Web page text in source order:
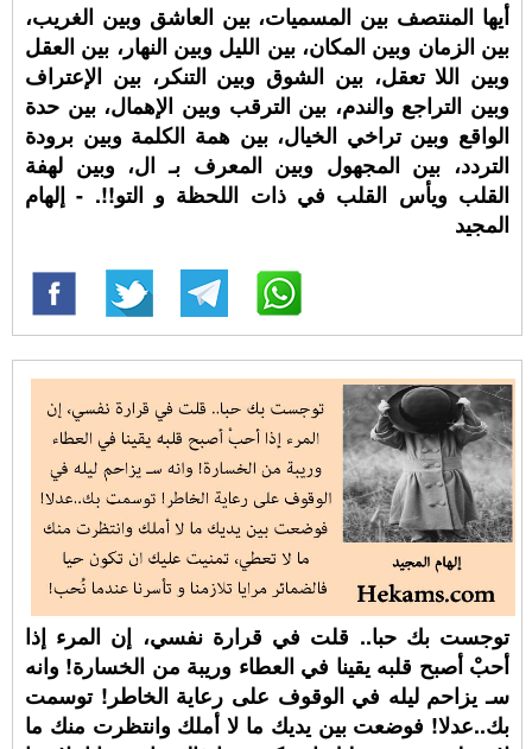
أيها المنتصف بين المسميات، بين العاشق وبين الغريب،
بين الزمان وبين المكان، بين الليل وبين النهار، بين العقل
وبين اللا تعقل، بين الشوق وبين التنكر، بين الإعتراف
وبين التراجع والندم، بين الترقب وبين الإهمال، بين حدة
الواقع وبين تراخي الخيال، بين همة الكلمة وبين برودة
التردد، بين المجهول وبين المعرف بـ ال، وبين لهفة
القلب ويأس القلب في ذات اللحظة و التو!!. - إلهام
المجيد
توجست بك حبا.. قلت في قرارة نفسي، إن المرء إذا
أحبْ أصبح قلبه يقينا في العطاء وريبة من الخسارة! وانه
سـ يزاحم ليله في الوقوف على رعاية الخاطر! توسمت
بك..عدلا! فوضعت بين يديك ما لا أملك وانتظرت منك ما